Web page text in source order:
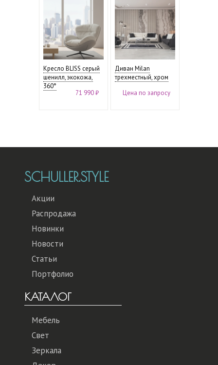
Кресло BLISS серый
шенилл, экокожа,
360°
71 990 ₽
Диван Milan
трехместный, хром
Цена по запросу
SCHULLER.STYLE
Акции
Распродажа
Новинки
Новости
Статьи
Портфолио
КАТАЛОГ
Мебель
Свет
Зеркала